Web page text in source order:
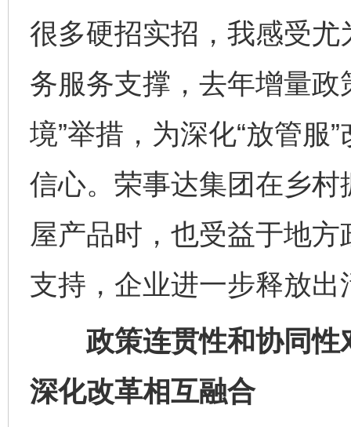
很多硬招实招，我感受
务服务支撑，去年增量政
境”举措，为深化“放管服
信心。荣事达集团在乡
屋产品时，也受益于地
支持，企业进一步释放出
政策连贯性和协同性
深化改革相互融合